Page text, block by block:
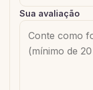
Sua avaliação